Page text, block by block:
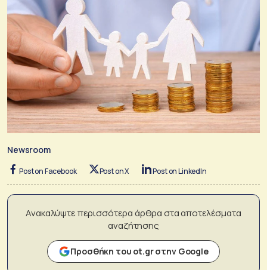
Newsroom
Post on Facebook Post on X Post on LinkedIn
Ανακαλύψτε περισσότερα άρθρα στα αποτελέσματα
αναζήτησης
Προσθήκη του ot.gr στην Google